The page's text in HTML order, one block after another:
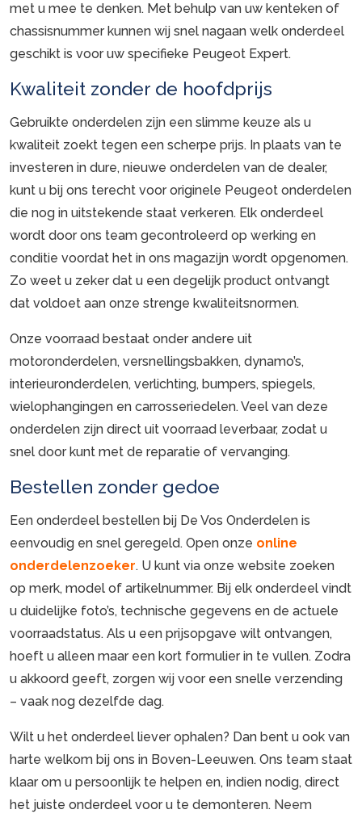
met u mee te denken. Met behulp van uw kenteken of
chassisnummer kunnen wij snel nagaan welk onderdeel
geschikt is voor uw specifieke Peugeot Expert.
Kwaliteit zonder de hoofdprijs
Gebruikte onderdelen zijn een slimme keuze als u
kwaliteit zoekt tegen een scherpe prijs. In plaats van te
investeren in dure, nieuwe onderdelen van de dealer,
kunt u bij ons terecht voor originele Peugeot onderdelen
die nog in uitstekende staat verkeren. Elk onderdeel
wordt door ons team gecontroleerd op werking en
conditie voordat het in ons magazijn wordt opgenomen.
Zo weet u zeker dat u een degelijk product ontvangt
dat voldoet aan onze strenge kwaliteitsnormen.
Onze voorraad bestaat onder andere uit
motoronderdelen, versnellingsbakken, dynamo’s,
interieuronderdelen, verlichting, bumpers, spiegels,
wielophangingen en carrosseriedelen. Veel van deze
onderdelen zijn direct uit voorraad leverbaar, zodat u
snel door kunt met de reparatie of vervanging.
Bestellen zonder gedoe
Een onderdeel bestellen bij De Vos Onderdelen is
eenvoudig en snel geregeld. Open onze online
onderdelenzoeker. U kunt via onze website zoeken
op merk, model of artikelnummer. Bij elk onderdeel vindt
u duidelijke foto’s, technische gegevens en de actuele
voorraadstatus. Als u een prijsopgave wilt ontvangen,
hoeft u alleen maar een kort formulier in te vullen. Zodra
u akkoord geeft, zorgen wij voor een snelle verzending
– vaak nog dezelfde dag.
Wilt u het onderdeel liever ophalen? Dan bent u ook van
harte welkom bij ons in Boven-Leeuwen. Ons team staat
klaar om u persoonlijk te helpen en, indien nodig, direct
het juiste onderdeel voor u te demonteren. Neem